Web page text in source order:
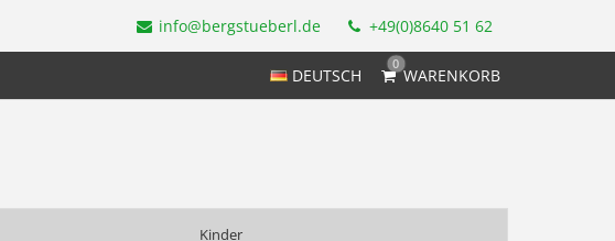
info@bergstueberl.de +49(0)8640 51 62
DEUTSCH
0
WARENKORB
Kinder